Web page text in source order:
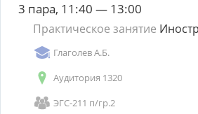
3 пара, 11:40 — 13:00
Практическое занятие
Глаголев А.Б.
Аудитория 1320
ЭГС-211 п/гр.2